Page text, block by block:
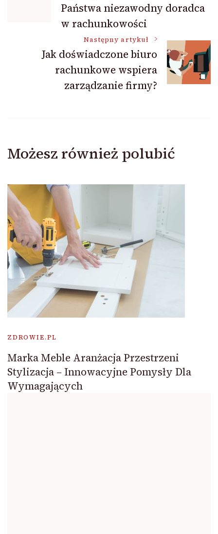
wpisuPaństwa niezawodny doradca
w rachunkowości
Następny artykuł
Jak doświadczone biuro
rachunkowe wspiera
zarządzanie firmy?
Możesz również polubić
ZDROWIE.PL
Marka Meble Aranżacja Przestrzeni
Stylizacja – Innowacyjne Pomysły Dla
Wymagających